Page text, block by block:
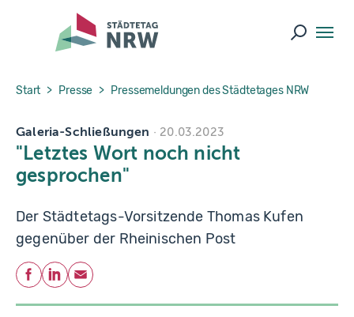
Skip to main navigation
Skip to main content
Skip to page footer
Suche
You are here:
Start Presse Pressemeldungen des Städtetages NRW
Galeria-Schließungen 20.03.2023
"Letztes Wort noch nicht
gesprochen"
Der Städtetags-Vorsitzende Thomas Kufen
gegenüber der Rheinischen Post
Teilen
Facebook
LinkedIn
E-Mail